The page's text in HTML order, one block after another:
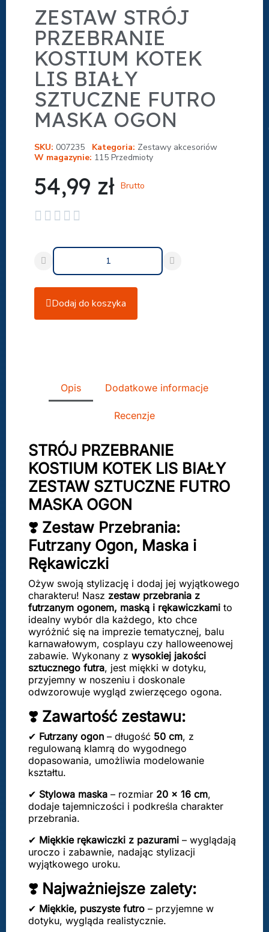
ZESTAW STRÓJ
PRZEBRANIE
KOSTIUM KOTEK
LIS BIAŁY
SZTUCZNE FUTRO
MASKA OGON
SKU 007235 Kategoria Zestawy akcesoriów
W magazynie 115 Przedmioty
54,99 zł Brutto
    
Dodaj do koszyka
Opis Dodatkowe informacje
Recenzje
STRÓJ PRZEBRANIE
KOSTIUM KOTEK LIS BIAŁY
ZESTAW SZTUCZNE FUTRO
MASKA OGON
❣️ Zestaw Przebrania:
Futrzany Ogon, Maska i
Rękawiczki
Ożyw swoją stylizację i dodaj jej wyjątkowego
charakteru! Nasz zestaw przebrania z
futrzanym ogonem, maską i rękawiczkami to
idealny wybór dla każdego, kto chce
wyróżnić się na imprezie tematycznej, balu
karnawałowym, cosplayu czy halloweenowej
zabawie. Wykonany z wysokiej jakości
sztucznego futra, jest miękki w dotyku,
przyjemny w noszeniu i doskonale
odwzorowuje wygląd zwierzęcego ogona.
❣️ Zawartość zestawu:
✔ Futrzany ogon – długość 50 cm, z
regulowaną klamrą do wygodnego
dopasowania, umożliwia modelowanie
kształtu.
✔ Stylowa maska – rozmiar 20 x 16 cm,
dodaje tajemniczości i podkreśla charakter
przebrania.
✔ Miękkie rękawiczki z pazurami – wyglądają
uroczo i zabawnie, nadając stylizacji
wyjątkowego uroku.
❣️ Najważniejsze zalety:
✔ Miękkie, puszyste futro – przyjemne w
dotyku, wygląda realistycznie.